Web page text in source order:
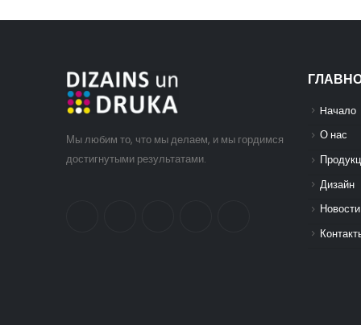
Мы любим то, что мы делаем, и мы гордимся
достигнутыми результатами.
Hачало
О нас
Дизайн
Новости